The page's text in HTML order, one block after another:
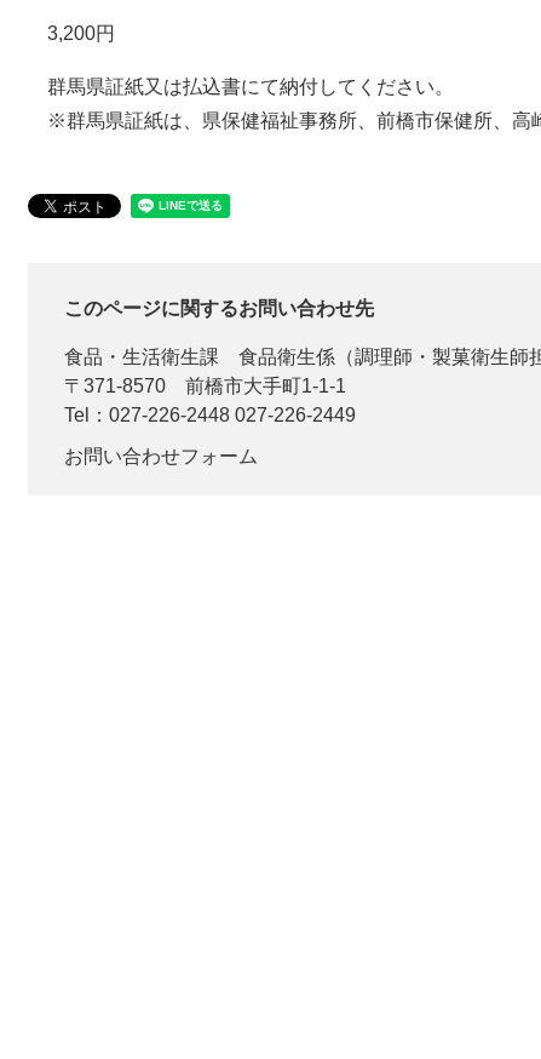
3,200円
群馬県証紙又は払込書にて納付してください。
※群馬県証紙は、県保健福祉事務所、前橋市保健所、高
このページに関するお問い合わせ先
食品・生活衛生課
食品衛生係（調理師・製菓衛生師
〒371-8570
前橋市大手町1-1-1
Tel：027-226-2448 027-226-2449
お問い合わせフォーム